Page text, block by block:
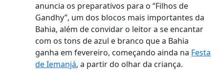
anuncia os preparativos para o “Filhos de
Gandhy”, um dos blocos mais importantes da
Bahia, além de convidar o leitor a se encantar
com os tons de azul e branco que a Bahia
ganha em fevereiro, começando ainda na Festa
de Iemanjá, a partir do olhar da criança.